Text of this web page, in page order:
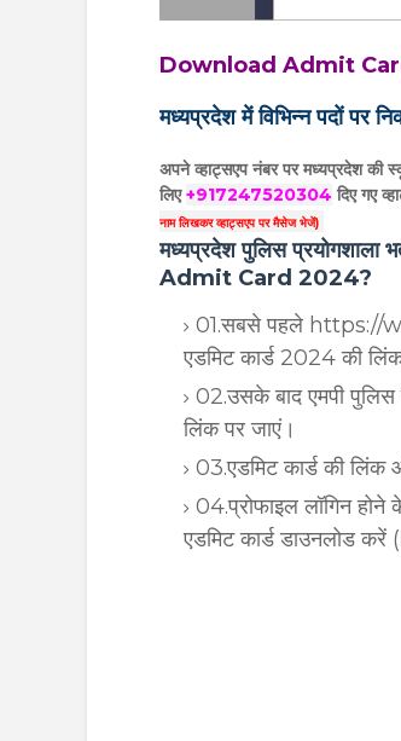
Download Admit Card
मध्यप्रदेश में विभिन्न पदों पर
अपने व्हाट्सएप नंबर पर मध्यप्रदेश की
लिए+917247520304 दिए गए
नाम लिखकर व्हाट्सएप पर मैसेज भेजें)
मध्यप्रदेश पुलिस
Admit Card 2024?
01.सबसे पहले https://
एडमिट कार्ड 2024 की
02.उसके बाद एमपी पुलिस
लिंक पर जाएं।
03.एडमिट कार्ड की
04.प्रोफाइल लॉगिन होने
एडमिट कार्ड डाउनलोड करें (